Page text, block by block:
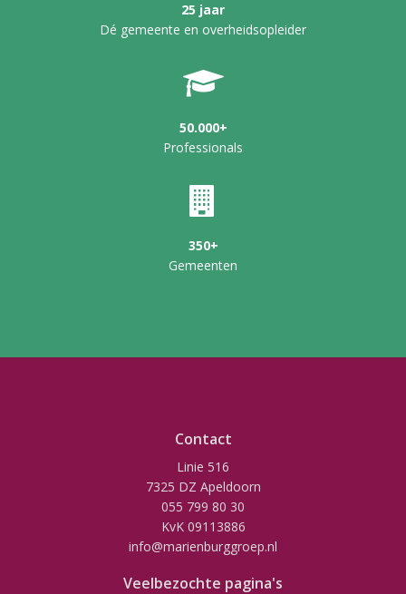
25 jaar
Dé gemeente en overheidsopleider
50.000+
Professionals
350+
Gemeenten
Contact
Linie 516
7325 DZ Apeldoorn
055 799 80 30
KvK 09113886
info@marienburggroep.nl
Veelbezochte pagina's